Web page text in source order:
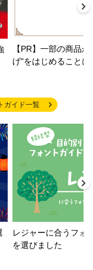
【PR】一部の商品
げ"をはじめること
ガイド一覧
レジャーに合うフォ
を選びました